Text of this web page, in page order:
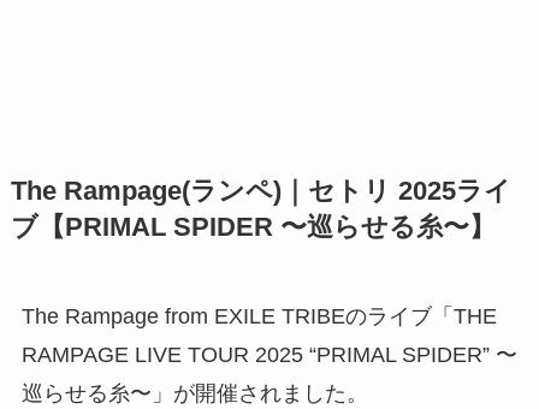
The Rampage(ランペ)｜セトリ 2025ライ
ブ【PRIMAL SPIDER 〜巡らせる糸〜】
The Rampage from EXILE TRIBEのライブ「THE
RAMPAGE LIVE TOUR 2025 “PRIMAL SPIDER” 〜
巡らせる糸〜」が開催されました。